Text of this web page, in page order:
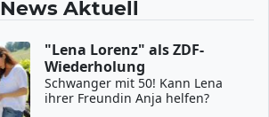
News Aktuell
"Lena Lorenz" als ZDF-
Wiederholung
Schwanger mit 50! Kann Lena
ihrer Freundin Anja helfen?